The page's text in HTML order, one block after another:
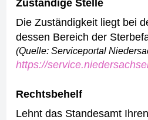
Zuständige Stelle
Die Zuständigkeit liegt bei
dessen Bereich der
(Quelle: Serviceportal
https://
Rechtsbehelf
Lehnt das Standesamt